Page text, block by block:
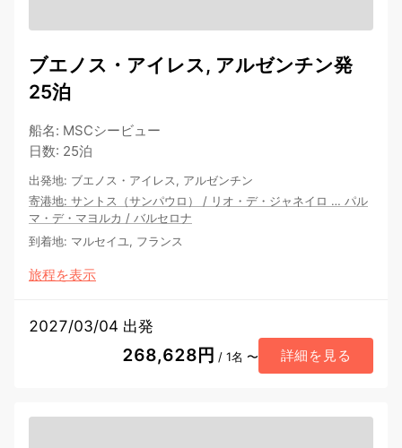
ブエノス・アイレス, アルゼンチン発
25泊
船名: MSCシービュー
日数: 25泊
出発地: ブエノス・アイレス, アルゼンチン
寄港地: サントス（サンパウロ） / リオ・デ・ジャネイロ … パル
マ・デ・マヨルカ / バルセロナ
到着地: マルセイユ, フランス
旅程を表示
2027/03/04 出発
268,628円 / 1名 〜 詳細を見る